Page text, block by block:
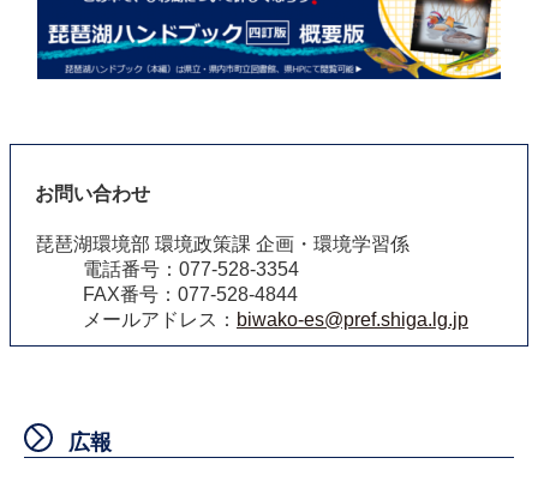
お問い合わせ
琵琶湖環境部 環境政策課 企画・環境学習係
電話番号：077-528-3354
FAX番号：077-528-4844
メールアドレス： biwako-es@pref.shiga.lg.jp
広報